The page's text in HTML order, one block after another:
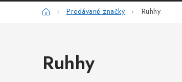
DomovPredávané značky Ruhhy
Ruhhy